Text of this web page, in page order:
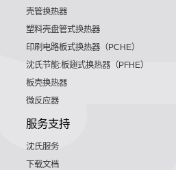
壳管换热器
塑料壳盘管式换热器
印刷电路板式换热器（PCHE）
沈氏节能:板翅式换热器（PFHE）
板壳换热器
微反应器
服务支持
沈氏服务
下载文档